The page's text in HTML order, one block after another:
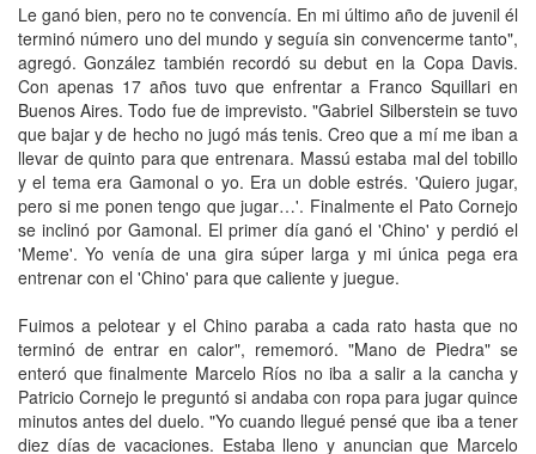
Le ganó bien, pero no te convencía. En mi último año de juvenil él
terminó número uno del mundo y seguía sin convencerme tanto",
agregó. González también recordó su debut en la Copa Davis.
Con apenas 17 años tuvo que enfrentar a Franco Squillari en
Buenos Aires. Todo fue de imprevisto. "Gabriel Silberstein se tuvo
que bajar y de hecho no jugó más tenis. Creo que a mí me iban a
llevar de quinto para que entrenara. Massú estaba mal del tobillo
y el tema era Gamonal o yo. Era un doble estrés. 'Quiero jugar,
pero si me ponen tengo que jugar…'. Finalmente el Pato Cornejo
se inclinó por Gamonal. El primer día ganó el 'Chino' y perdió el
'Meme'. Yo venía de una gira súper larga y mi única pega era
entrenar con el 'Chino' para que caliente y juegue.
Fuimos a pelotear y el Chino paraba a cada rato hasta que no
terminó de entrar en calor", rememoró. "Mano de Piedra" se
enteró que finalmente Marcelo Ríos no iba a salir a la cancha y
Patricio Cornejo le preguntó si andaba con ropa para jugar quince
minutos antes del duelo. "Yo cuando llegué pensé que iba a tener
diez días de vacaciones. Estaba lleno y anuncian que Marcelo